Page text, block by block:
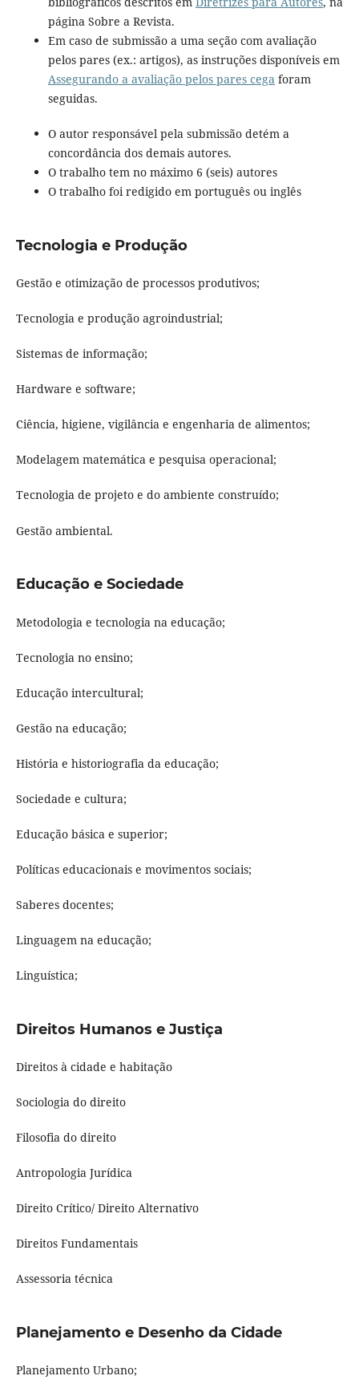
página Sobre a Revista.
Em caso de submissão a uma seção com avaliação
pelos pares (ex.: artigos), as instruções disponíveis em
Assegurando a avaliação pelos pares cegaforam
seguidas.
O autor responsável pela submissão detém a
concordância dos demais autores.
O trabalho tem no máximo 6 (seis) autores
O trabalho foi redigido em português ou inglês
Tecnologia e Produção
Gestão e otimização de processos produtivos;
Tecnologia e produção agroindustrial;
Sistemas de informação;
Hardware e software;
Ciência, higiene, vigilância e engenharia de alimentos;
Modelagem matemática e pesquisa operacional;
Tecnologia de projeto e do ambiente construído;
Gestão ambiental.
Educação e Sociedade
Metodologia e tecnologia na educação;
Tecnologia no ensino;
Educação intercultural;
Gestão na educação;
História e historiografia da educação;
Sociedade e cultura;
Educação básica e superior;
Políticas educacionais e movimentos sociais;
Saberes docentes;
Linguagem na educação;
Linguística;
Direitos Humanos e Justiça
Direitos à cidade e habitação
Sociologia do direito
Filosofia do direito
Antropologia Jurídica
Direito Crítico/ Direito Alternativo
Direitos Fundamentais
Assessoria técnica
Planejamento e Desenho da Cidade
Planejamento Urbano;